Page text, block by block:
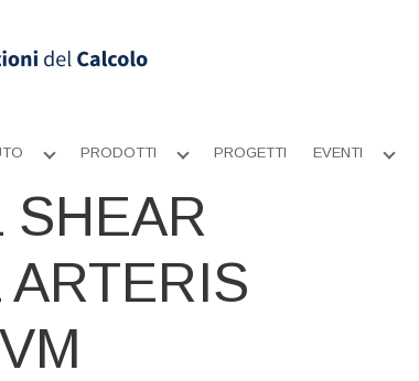
Apri
PRODOTTI
Apri
PROGETTI EVENTI
Apri
SHEAR